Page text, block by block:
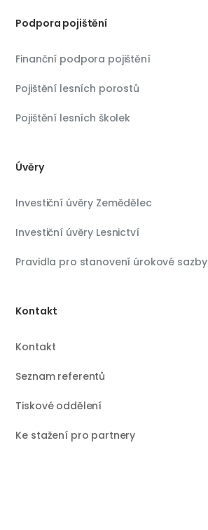
Podpora pojištění
Finanční podpora pojištění
Pojištění lesních porostů
Pojištění lesních školek
Úvěry
Investiční úvěry Zemědělec
Investiční úvěry Lesnictví
Pravidla pro stanovení úrokové sazby
Kontakt
Kontakt
Seznam referentů
Tiskové oddělení
Ke stažení pro partnery